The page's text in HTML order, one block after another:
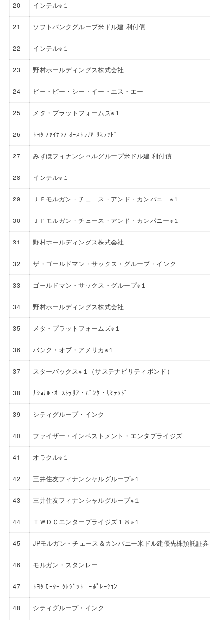
20 インテル※１
21 ソフトバンクグループ米ドル建 利付債
22 インテル※１
23 野村ホールディングス株式会社
24 ビー・ピー・シー・イー・エス・エー
25 メタ・プラットフォームズ※１
26 ﾄﾖﾀ ﾌｧｲﾅﾝｽ ｵｰｽﾄﾗﾘｱ ﾘﾐﾃｯﾄﾞ
27 みずほフィナンシャルグループ米ドル建 利付債
28 インテル※１
29 ＪＰモルガン・チェース・アンド・カンパニー※１
30 ＪＰモルガン・チェース・アンド・カンパニー※１
31 野村ホールディングス株式会社
32 ザ・ゴールドマン・サックス・グループ・インク
33 ゴールドマン・サックス・グループ※１
34 野村ホールディングス株式会社
35 メタ・プラットフォームズ※１
36 バンク・オブ・アメリカ※１
37 スターバックス※１（サステナビリティボンド）
38 ﾅｼｮﾅﾙ･ｵｰｽﾄﾗﾘｱ・ﾊﾞﾝｸ・ﾘﾐﾃｯﾄﾞ
39 シティグループ・インク
40 ファイザー・インベストメント・エンタプライジズ
41 オラクル※１
42 三井住友フィナンシャルグループ※１
43 三井住友フィナンシャルグループ※１
44 ＴＷＤＣエンタープライジズ１８※１
45 JPモルガン・チェース＆カンパニー米ドル建優先株預託証券
46 モルガン・スタンレー
47 ﾄﾖﾀ ﾓｰﾀｰ ｸﾚｼﾞｯﾄ ｺｰﾎﾟﾚｰｼｮﾝ
48 シティグループ・インク